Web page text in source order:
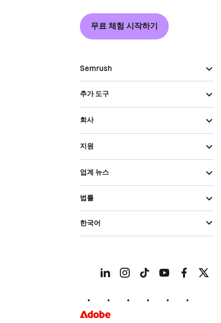
무료 체험 시작하기
Semrush
추가 도구
회사
지원
업계 뉴스
법률
한국어